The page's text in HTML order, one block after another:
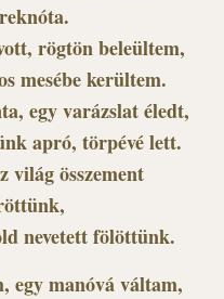
rögtön beleültem,
mesébe kerültem.
egy varázslat éledt,
apró, törpévé lett.
világ összement
nevetett fölöttünk.
egy manóvá váltam,